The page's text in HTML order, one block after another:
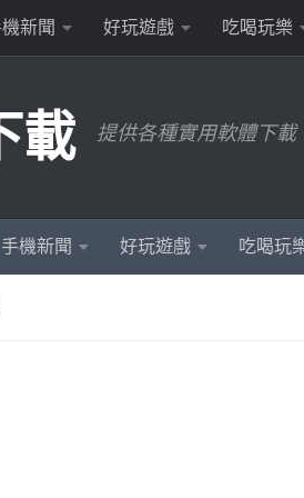
新聞 好玩遊戲 吃喝玩樂
載 提供各種實用軟體下載
手機新聞 好玩遊戲 吃喝玩